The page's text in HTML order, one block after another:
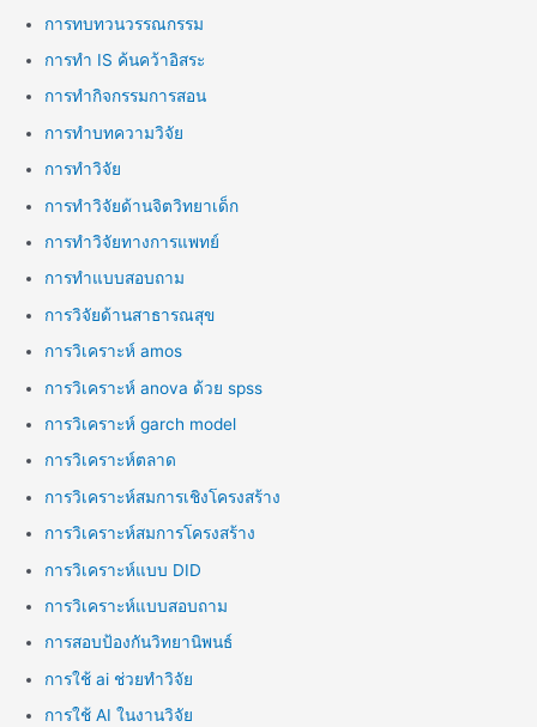
การทบทวนวรรณกรรม
การทำ IS ค้นคว้าอิสระ
การทำกิจกรรมการสอน
การทำบทความวิจัย
การทำวิจัย
การทำวิจัยด้านจิตวิทยาเด็ก
การทำวิจัยทางการแพทย์
การทำแบบสอบถาม
การวิจัยด้านสาธารณสุข
การวิเคราะห์ amos
การวิเคราะห์ anova ด้วย spss
การวิเคราะห์ garch model
การวิเคราะห์ตลาด
การวิเคราะห์สมการเชิงโครงสร้าง
การวิเคราะห์สมการโครงสร้าง
การวิเคราะห์แบบ DID
การวิเคราะห์แบบสอบถาม
การสอบป้องกันวิทยานิพนธ์
การใช้ ai ช่วยทำวิจัย
การใช้ AI ในงานวิจัย